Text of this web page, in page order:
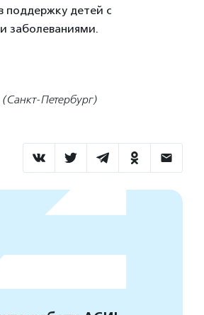
поддержку детей с
заболеваниями.
Петербург)